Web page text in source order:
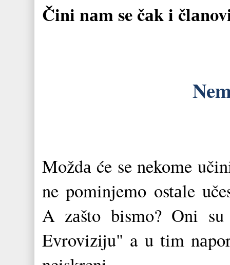
Čini nаm se čаk i
Moždа će se nekome
ne pominjemo ostаle
A zаšto bismo? Oni
Evroviziju" a u tim